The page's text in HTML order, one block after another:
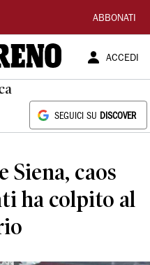
ABBONATI
ACCEDI
SEGUICI SU DISCOVER
Siena, caos
ha colpito al